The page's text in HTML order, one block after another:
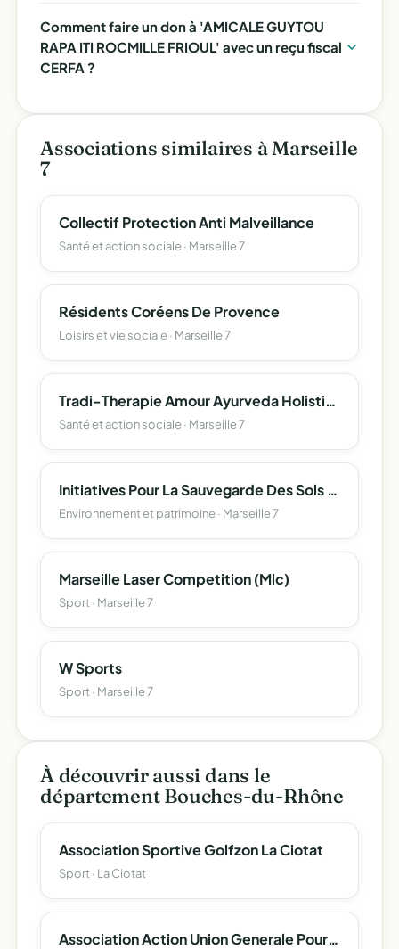
Comment faire un don à 'AMICALE GUYTOU
RAPA ITI ROCMILLE FRIOUL' avec un reçu fiscal
CERFA ?
Associations similaires à Marseille
7
Collectif Protection Anti Malveillance
Santé et action sociale · Marseille 7
Résidents Coréens De Provence
Loisirs et vie sociale · Marseille 7
Tradi-Therapie Amour Ayurveda Holistique Joie Nettoyage Intérieur Yantra Accomplissement
Santé et action sociale · Marseille 7
Initiatives Pour La Sauvegarde Des Sols Urbains
Environnement et patrimoine · Marseille 7
Marseille Laser Competition (Mlc)
Sport · Marseille 7
W Sports
Sport · Marseille 7
À découvrir aussi dans le
département Bouches-du-Rhône
Association Sportive Golfzon La Ciotat
Sport · La Ciotat
Association Action Union Generale Pour L'insertion Sociale A Marseillle